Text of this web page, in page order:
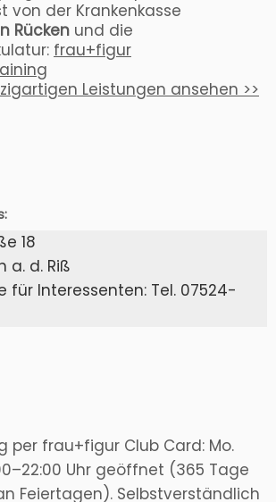
von der Krankenkasse
Rücken und die
frau+figur
Leistungen ansehen >>
18
a. d. Riß
für Interessenten: Tel. 07524-
per frau+figur Club Card: Mo.
Uhr geöffnet (365 Tage
Feiertagen). Selbstverständlich